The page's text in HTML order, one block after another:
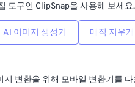
도구인 ClipSnap을 사용해 보세요.
AI 이미지 생성기 매직 지우개
지 변환을 위해 모바일 변환기를